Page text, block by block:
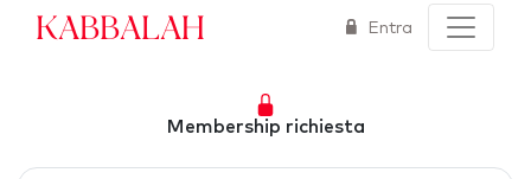
Kabbalah Entra
Membership richiesta